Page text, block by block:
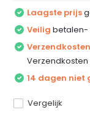
Laagste prijs
Veilig betalen-
Verzendkosten
14 dagen niet
Vergelijk